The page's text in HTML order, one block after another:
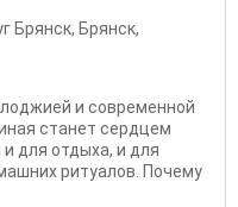
Брянск, Брянск,
и современной
станет сердцем
для отдыха, и для
ритуалов. Почему